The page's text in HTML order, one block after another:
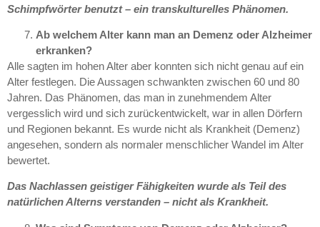
Schimpfwörter benutzt – ein transkulturelles Phänomen.
Ab welchem Alter kann man an Demenz oder Alzheimer
erkranken?
Alle sagten im hohen Alter aber konnten sich nicht genau auf ein
Alter festlegen. Die Aussagen schwankten zwischen 60 und 80
Jahren. Das Phänomen, das man in zunehmendem Alter
vergesslich wird und sich zurückentwickelt, war in allen Dörfern
und Regionen bekannt. Es wurde nicht als Krankheit (Demenz)
angesehen, sondern als normaler menschlicher Wandel im Alter
bewertet.
Das Nachlassen geistiger Fähigkeiten wurde als Teil des
natürlichen Alterns verstanden – nicht als Krankheit.